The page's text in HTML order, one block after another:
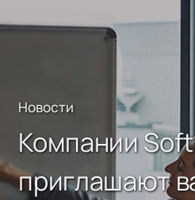
Новости
Компании
приглашают